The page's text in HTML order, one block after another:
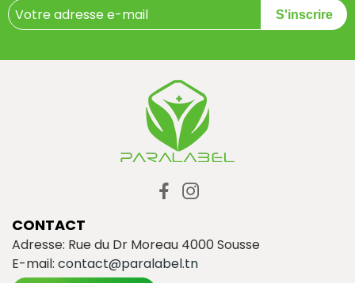
S'inscrire
CONTACT
Adresse: Rue du Dr Moreau 4000 Sousse
E-mail: contact@paralabel.tn